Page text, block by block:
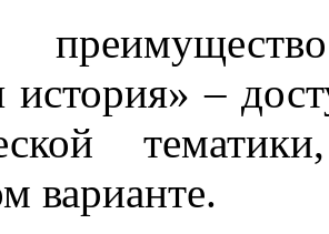
история» ‒
варианте.